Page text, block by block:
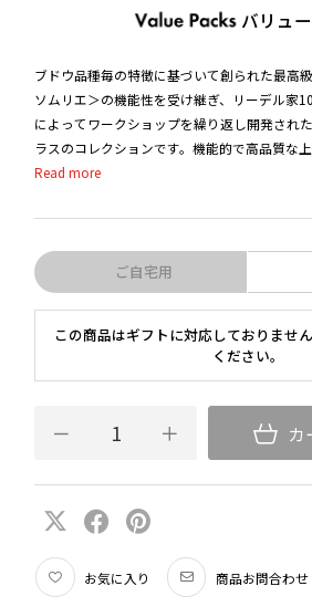
バリュ
ブドウ品種毎の特徴に基づいて創られた最高
ソムリエ＞の機能性を受け継ぎ、リーデル家
によってワークショップを繰り返し開発され
ラスのコレクションです。機能的で高品質な
なこれらのグラスは、1986年に発表された当
事と共に世界中に普及しました。
「飲み物の個性がグラス形状を決定する」と
映し、＜ソムリエ＞に次ぐ豊富なバリエーシ
グラスとして、不動の地位を築いています。
ご自宅用
この商品はギフトに対応しておりませ
ください。
カ
お気に入り 商品お問合わせ